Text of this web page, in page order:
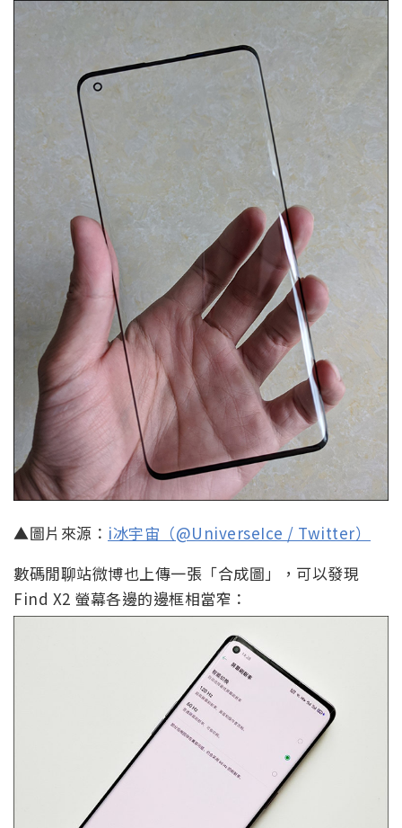
▲圖片來源： i冰宇宙（@UniverseIce / Twitter）
數碼閒聊站微博也上傳一張「合成圖」，可以發現
Find X2 螢幕各邊的邊框相當窄：